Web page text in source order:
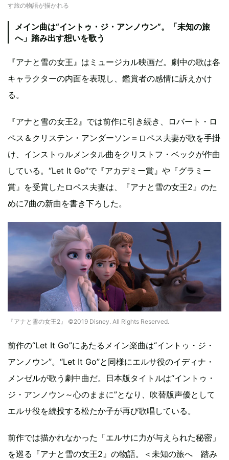
す旅の物語が描かれる
メイン曲は“イントゥ・ジ・アンノウン”。「未知の旅
へ」踏み出す想いを歌う
『アナと雪の女王』はミュージカル映画だ。劇中の歌は各
キャラクターの内面を表現し、鑑賞者の感情に訴えかけ
る。
『アナと雪の女王2』では前作に引き続き、ロバート・ロ
ペス＆クリステン・アンダーソン＝ロペス夫妻が歌を手掛
け、インストゥルメンタル曲をクリストフ・ベックが作曲
している。“Let It Go”で『アカデミー賞』や『グラミー
賞』を受賞したロペス夫妻は、『アナと雪の女王2』のた
めに7曲の新曲を書き下ろした。
『アナと雪の女王2』 ©2019 Disney. All Rights Reserved.
前作の“Let It Go”にあたるメイン楽曲は“イントゥ・ジ・
アンノウン”。“Let It Go”と同様にエルサ役のイディナ・
メンゼルが歌う劇中曲だ。日本版タイトルは“イントゥ・
ジ・アンノウン～心のままに”となり、吹替版声優として
エルサ役を続投する松たか子が再び歌唱している。
前作では描かれなかった「エルサに力が与えられた秘密」
を巡る『アナと雪の女王2』の物語。＜未知の旅へ 踏み